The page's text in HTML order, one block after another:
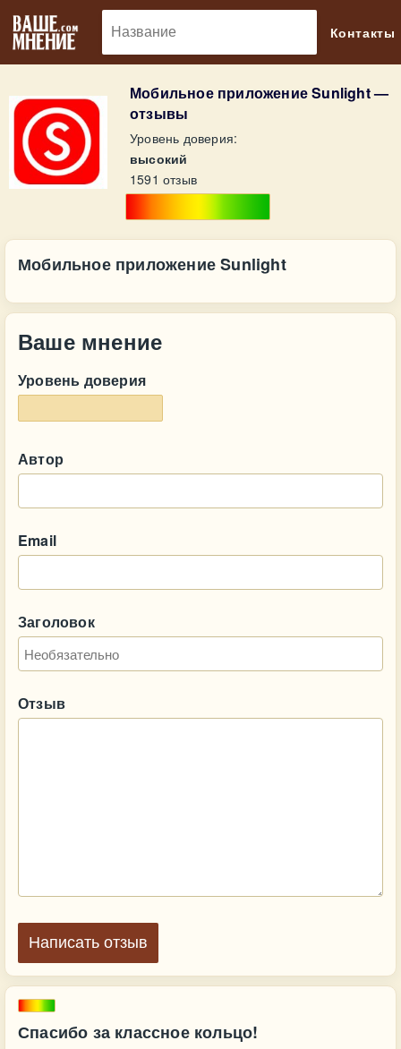
Контакты
Мобильное приложение Sunlight —
отзывы
Уровень доверия:
высокий
1591 отзыв
Спасибо за классное кольцо!
Мобильное приложение Sunlight
Ваше мнение
Уровень доверия
Автор
Email
Заголовок
Отзыв
Написать отзыв